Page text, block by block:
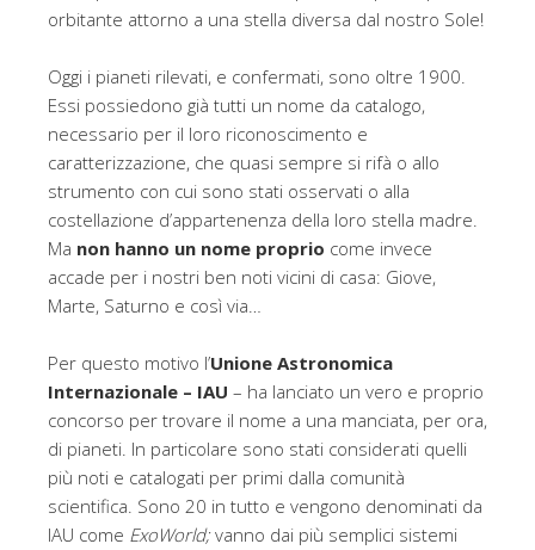
orbitante attorno a una stella diversa dal nostro Sole!
Oggi i pianeti rilevati, e confermati, sono oltre 1900.
Essi possiedono già tutti un nome da catalogo,
necessario per il loro riconoscimento e
caratterizzazione, che quasi sempre si rifà o allo
strumento con cui sono stati osservati o alla
costellazione d’appartenenza della loro stella madre.
Ma non hanno un nome proprio come invece
accade per i nostri ben noti vicini di casa: Giove,
Marte, Saturno e così via…
Per questo motivo l’Unione Astronomica
Internazionale – IAU – ha lanciato un vero e proprio
concorso per trovare il nome a una manciata, per ora,
di pianeti. In particolare sono stati considerati quelli
più noti e catalogati per primi dalla comunità
scientifica. Sono 20 in tutto e vengono denominati da
IAU come ExoWorld;vanno dai più semplici sistemi